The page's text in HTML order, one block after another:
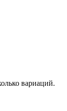
вариаций.